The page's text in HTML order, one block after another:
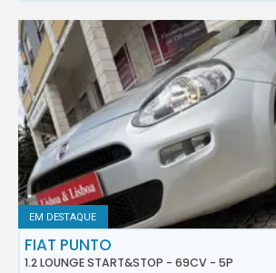
EM DESTAQUE
FIAT PUNTO
1.2 LOUNGE START&STOP - 69CV - 5P